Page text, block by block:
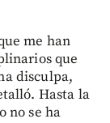
me han
que
disculpa,
Hasta la
no se ha